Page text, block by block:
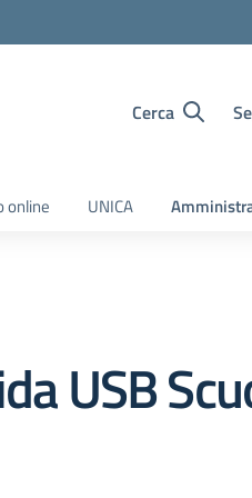
Cerca
online UNICA
USB